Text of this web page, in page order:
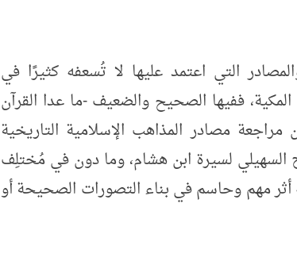
التي اعتمد عليها لا تُسعفه كثيرًا في
ففيها الصحيح والضعيف -ما عدا القرآن
مصادر المذاهب الإسلامية التاريخية
لسيرة ابن هشام، وما دون في مُختلِف
أثر مهم وحاسم في بناء التصورات الصحيحة أو